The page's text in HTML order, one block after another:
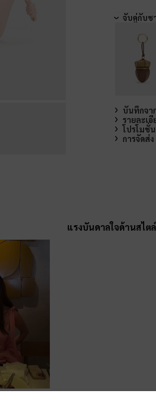
จับคู่กับช
บันทึกจา
รายละเ
โปรโมชั่น
การจัดส่
แรงบันดาลใจด้านสไตล์